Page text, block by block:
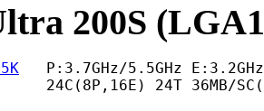
200S
P:3.7GHz/5.5GHz
24C(8P,16E) 24T 36MB/